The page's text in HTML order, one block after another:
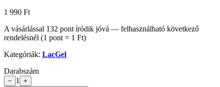
1 990 Ft
A vásárlással 132 pont íródik jóvá — felhasználható következő
rendelésnél (1 pont = 1 Ft)
Kategóriák: LacGel
Darabszám
− 1
+